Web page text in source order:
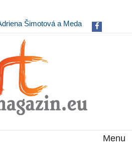
Šimotová a Meda
Menu